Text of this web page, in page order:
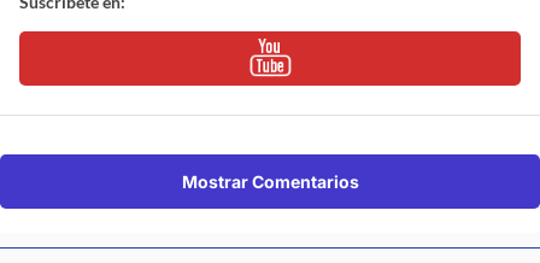
Mostrar Comentarios